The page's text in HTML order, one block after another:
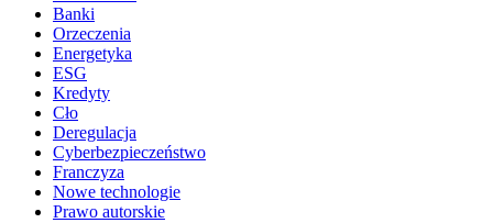
Banki
Orzeczenia
Energetyka
ESG
Kredyty
Cło
Deregulacja
Cyberbezpieczeństwo
Franczyza
Nowe technologie
Prawo autorskie